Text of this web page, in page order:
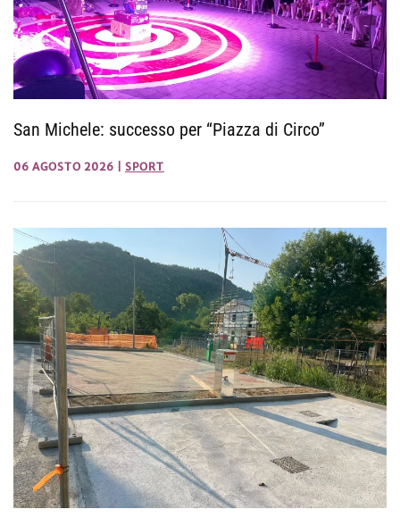
San Michele: successo per “Piazza di Circo”
06 AGOSTO 2026 SPORT